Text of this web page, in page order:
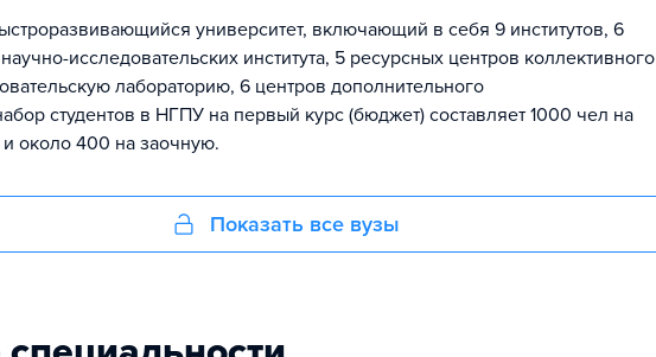
университет, включающий в себя 9 институтов, 6
исследовательских института, 5 ресурсных центров коллективного
лабораторию, 6 центров дополнительного
студентов в НГПУ на первый курс (бюджет) составляет 1000 чел на
около 400 на заочную.
Показать все вузы